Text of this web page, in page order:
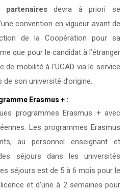
partenairesdevra à priori se
convention en vigueur avant de
de la Coopération pour sa
que pour le candidat à l’étranger
de mobilité à l’UCAD via le service
son université d’origine.
Erasmus + :
programmes Erasmus + avec
Les programmes Erasmus
au personnel enseignant et
séjours dans les universités
séjours est de 5 à 6 mois pour le
et d’une à 2 semaines pour